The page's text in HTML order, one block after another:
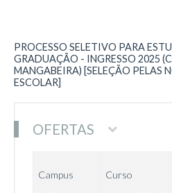
PROCESSO SELETIVO PARA
GRADUAÇÃO - INGRESSO 2025
MANGABEIRA) [SELEÇÃO PELAS
ESCOLAR]
OFERTAS
Campus Curso